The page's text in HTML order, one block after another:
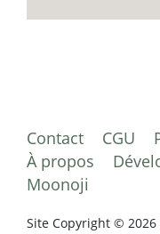
Contact CGU
À propos
Moonoji
Site Copyright © 2026